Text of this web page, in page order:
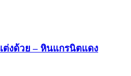
ต่งด้วย – หินแกรนิตแดง